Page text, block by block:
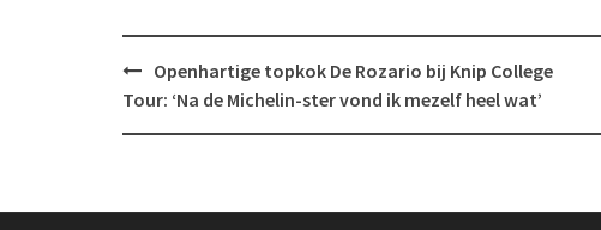
Post
navigation
Openhartige topkok De Rozario bij Knip College
Tour: ‘Na de Michelin-ster vond ik mezelf heel wat’